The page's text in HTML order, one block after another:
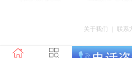
关于我们 联系
版权所有：荣昌区昌州街道爱神鲜花店 地址
南段3号35幢4-20 电话：